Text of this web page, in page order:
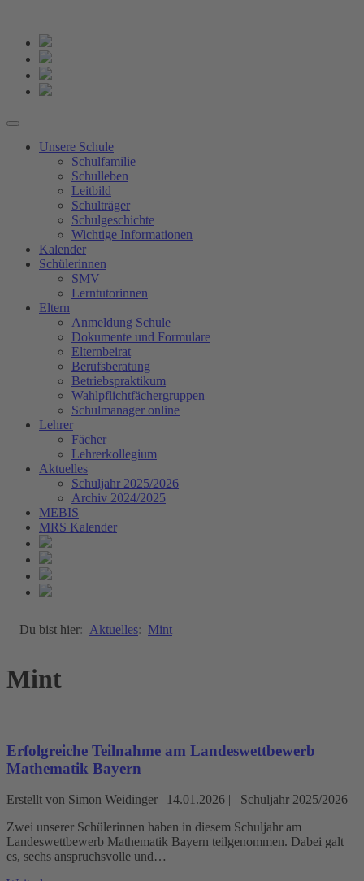
Unsere Schule
Schulfamilie
Schulleben
Leitbild
Schulträger
Schulgeschichte
Wichtige Informationen
Kalender
Schülerinnen
SMV
Lerntutorinnen
Eltern
Anmeldung Schule
Dokumente und Formulare
Elternbeirat
Berufsberatung
Betriebspraktikum
Wahlpflichtfächergruppen
Schulmanager online
Lehrer
Fächer
Lehrerkollegium
Aktuelles
Schuljahr 2025/2026
Archiv 2024/2025
MEBIS
MRS Kalender
Du bist hier Aktuelles Mint
Mint
Erfolgreiche Teilnahme am Landeswettbewerb
Mathematik Bayern
Erstellt von Simon Weidinger | 14.01.2026 |
Schuljahr 2025/2026
Zwei unserer Schülerinnen haben in diesem Schuljahr am
Landeswettbewerb Mathematik Bayern teilgenommen. Dabei galt
es, sechs anspruchsvolle und…